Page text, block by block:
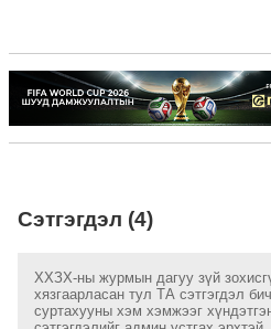
Сэтгэгдэл (4)
ХХЗХ-ны журмын дагуу зүй
хязгаарласан тул ТА сэтгэгдэл
суртахууны хэм хэмжээг